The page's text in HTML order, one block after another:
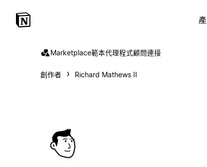
Marketplace範本代理程式顧問連接
創作者 Richard Mathews II